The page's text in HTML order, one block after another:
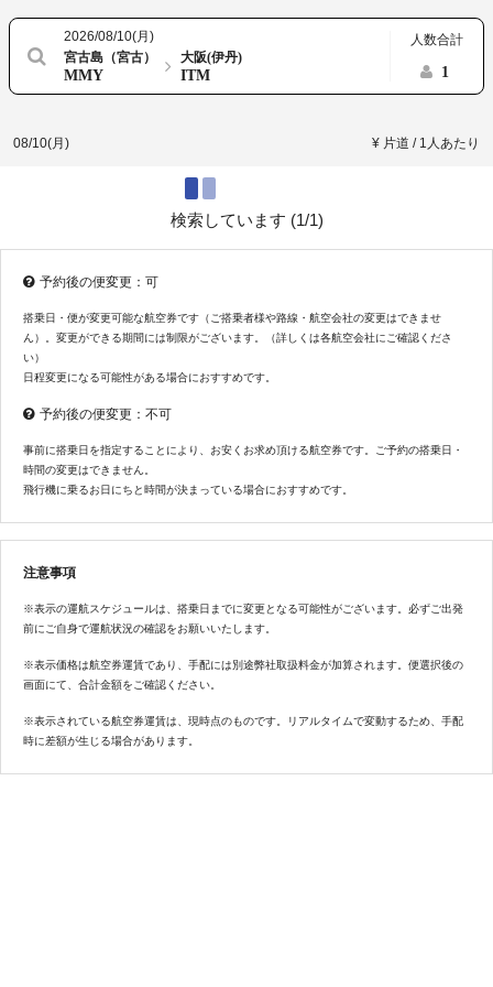
2026/08/10(月)
宮古島（宮古）
MMY
大阪(伊丹)
ITM
人数合計
1
08/10(月) ¥ 片道 / 1人あたり
検索しています (1/1)
予約後の便変更：可
搭乗日・便が変更可能な航空券です（ご搭乗者様や路線・航空会社の変更はできませ
ん）。変更ができる期間には制限がございます。（詳しくは各航空会社にご確認くださ
い）
日程変更になる可能性がある場合におすすめです。
予約後の便変更：不可
事前に搭乗日を指定することにより、お安くお求め頂ける航空券です。ご予約の搭乗日・
時間の変更はできません。
飛行機に乗るお日にちと時間が決まっている場合におすすめです。
注意事項
※表示の運航スケジュールは、搭乗日までに変更となる可能性がございます。必ずご出発
前にご自身で運航状況の確認をお願いいたします。
※表示価格は航空券運賃であり、手配には別途弊社取扱料金が加算されます。便選択後の
画面にて、合計金額をご確認ください。
※表示されている航空券運賃は、現時点のものです。リアルタイムで変動するため、手配
時に差額が生じる場合があります。